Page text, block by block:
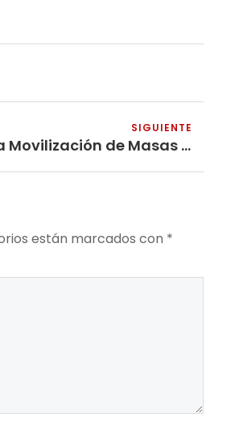
SIGUIENTE
Observación de la Movilización de Masas En Cali, con Motivo de da Reforma Tributaria Radicada por el Gobierno
están marcados con *